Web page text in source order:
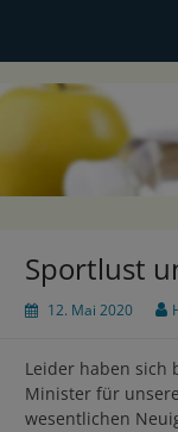
SV
Sportverein seit
Sportlust
12. Mai 2020
Leider haben sich
Minister für
wesentlichen